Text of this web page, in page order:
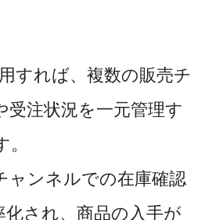
すれば、複数の販売チ
受注状況を一元管理す
ャンネルでの在庫確認
され、商品の入手が